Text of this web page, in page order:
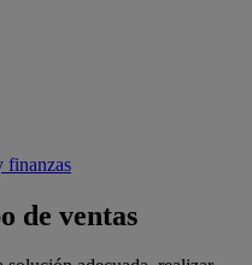
finanzas
de ventas